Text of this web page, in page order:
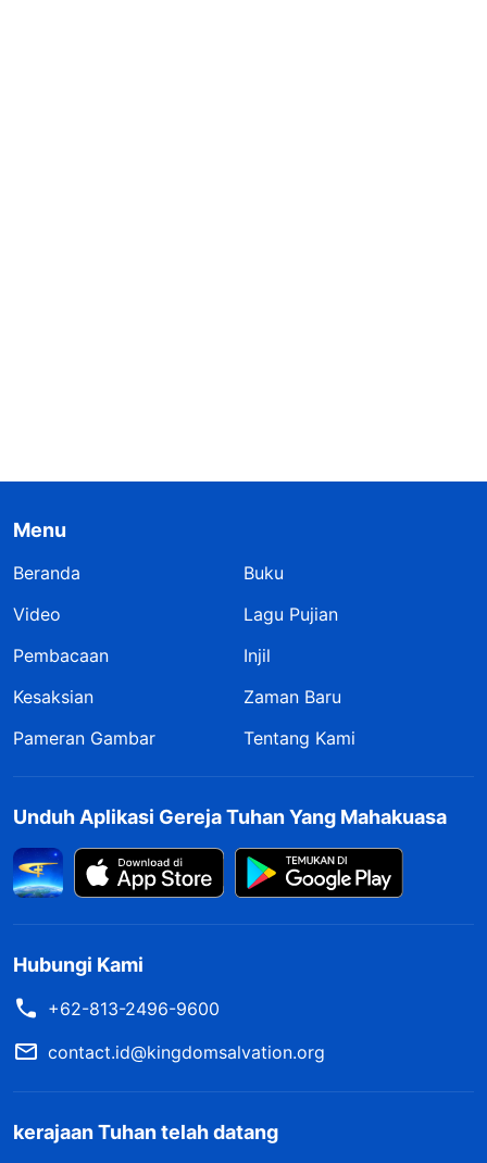
Menu
Beranda
Buku
Video
Lagu Pujian
Pembacaan
Injil
Kesaksian
Zaman Baru
Pameran Gambar
Tentang Kami
Unduh Aplikasi Gereja Tuhan Yang Mahakuasa
Hubungi Kami
+62-813-2496-9600
contact.id@kingdomsalvation.org
kerajaan Tuhan telah datang